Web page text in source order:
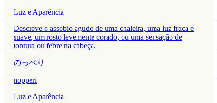
Luz e Aparência
Descreve o assobio agudo de uma chaleira, uma luz fraca e
suave, um rosto levemente corado, ou uma sensação de
tontura ou febre na cabeça.
のっぺり
nopperi
Luz e Aparência